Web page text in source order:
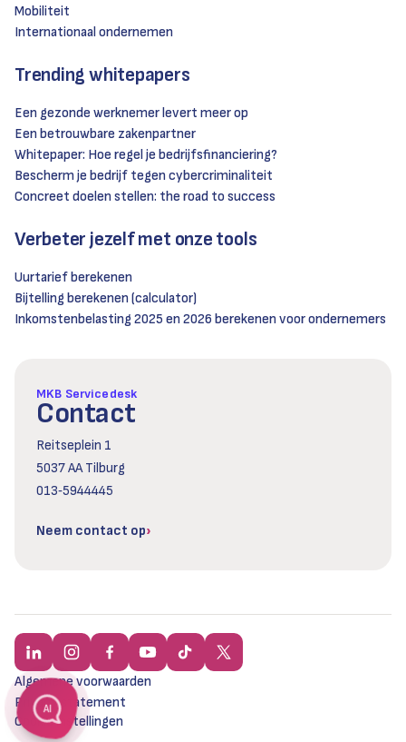
AI
Mobiliteit
Internationaal ondernemen
Trending whitepapers
Een gezonde werknemer levert meer op
Een betrouwbare zakenpartner
Whitepaper: Hoe regel je bedrijfsfinanciering?
Bescherm je bedrijf tegen cybercriminaliteit
Concreet doelen stellen: the road to success
Verbeter jezelf met onze tools
Uurtarief berekenen
Bijtelling berekenen (calculator)
Inkomstenbelasting 2025 en 2026 berekenen voor ondernemers
MKB Servicedesk
Contact
Reitseplein 1
5037 AA Tilburg
013‑5944445
Neem contact op
Algemene voorwaarden
Privacy statement
Cookie instellingen